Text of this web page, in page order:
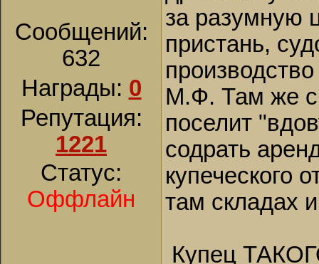
Сообщений:
632
Награды: 0
Репутация:
1221
Статус:
Оффлайн
за разумную
пристань,
М.Ф. Там же
поселит
содрать
купеческого
там складах
Купец